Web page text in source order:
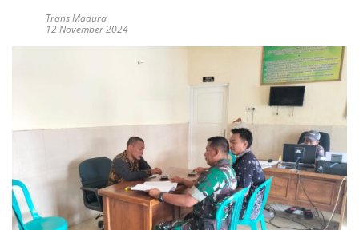
Trans Madura
12 November 2024